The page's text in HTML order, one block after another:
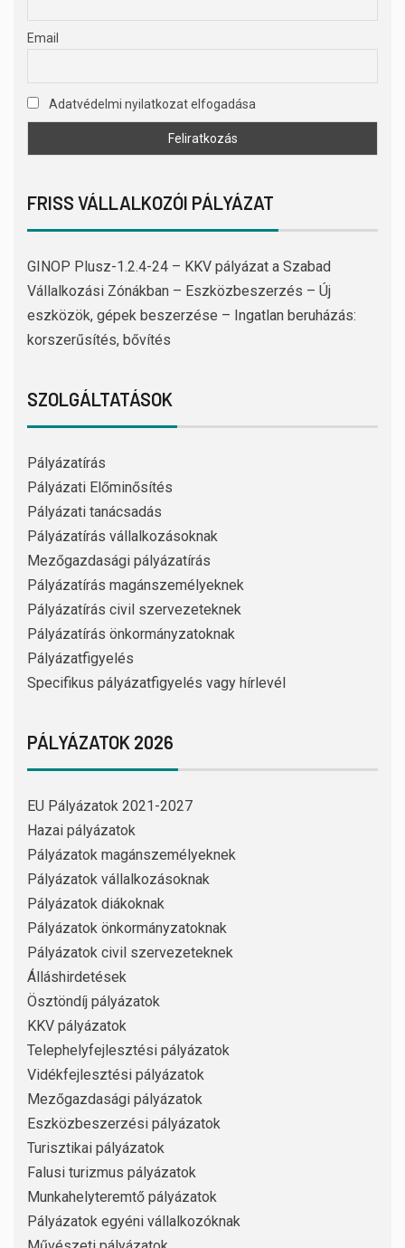
Email
Adatvédelmi nyilatkozat elfogadása
FRISS VÁLLALKOZÓI PÁLYÁZAT
GINOP Plusz-1.2.4-24 – KKV pályázat a Szabad
Vállalkozási Zónákban – Eszközbeszerzés – Új
eszközök, gépek beszerzése – Ingatlan beruházás:
korszerűsítés, bővítés
SZOLGÁLTATÁSOK
Pályázatírás
Pályázati Előminősítés
Pályázati tanácsadás
Pályázatírás vállalkozásoknak
Mezőgazdasági pályázatírás
Pályázatírás magánszemélyeknek
Pályázatírás civil szervezeteknek
Pályázatírás önkormányzatoknak
Pályázatfigyelés
Specifikus pályázatfigyelés vagy hírlevél
PÁLYÁZATOK 2026
EU Pályázatok 2021-2027
Hazai pályázatok
Pályázatok magánszemélyeknek
Pályázatok vállalkozásoknak
Pályázatok diákoknak
Pályázatok önkormányzatoknak
Pályázatok civil szervezeteknek
Álláshirdetések
Ösztöndíj pályázatok
KKV pályázatok
Telephelyfejlesztési pályázatok
Vidékfejlesztési pályázatok
Mezőgazdasági pályázatok
Eszközbeszerzési pályázatok
Turisztikai pályázatok
Falusi turizmus pályázatok
Munkahelyteremtő pályázatok
Pályázatok egyéni vállalkozóknak